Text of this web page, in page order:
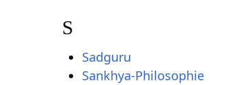
S
Sadguru
Sankhya-Philosophie